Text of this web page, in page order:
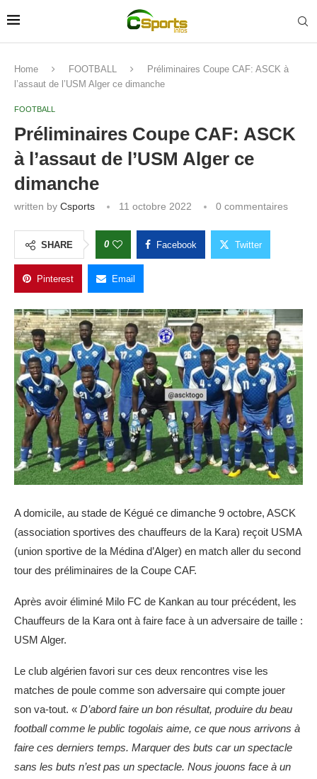
Home FOOTBALL
Préliminaires Coupe CAF: ASCK à
l’assaut de l’USM Alger ce dimanche
FOOTBALL
Préliminaires Coupe CAF: ASCK
à l’assaut de l’USM Alger ce
dimanche
written by Csports 11 octobre 2022 0 commentaires
SHARE 0 Facebook Twitter
Pinterest Email
A domicile, au stade de Kégué ce dimanche 9 octobre, ASCK
(association sportives des chauffeurs de la Kara) reçoit USMA
(union sportive de la Médina d’Alger) en match aller du second
tour des préliminaires de la Coupe CAF.
Après avoir éliminé Milo FC de Kankan au tour précédent, les
Chauffeurs de la Kara ont à faire face à un adversaire de taille :
USM Alger.
Le club algérien favori sur ces deux rencontres vise les
matches de poule comme son adversaire qui compte jouer
son va-tout. « D’abord faire un bon résultat, produire du beau
football comme le public togolais aime, ce que nous arrivons à
faire ces derniers temps. Marquer des buts car un spectacle
sans les buts n’est pas un spectacle. Nous jouons face à un